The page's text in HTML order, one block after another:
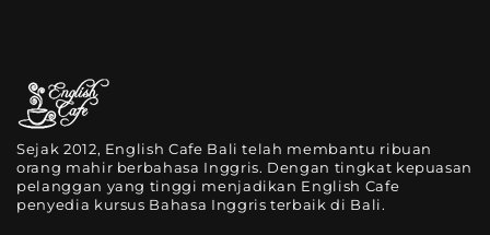
Sejak 2012, English Cafe Bali telah membantu ribuan
orang mahir berbahasa Inggris. Dengan tingkat kepuasan
pelanggan yang tinggi menjadikan English Cafe
penyedia kursus Bahasa Inggris terbaik di Bali.